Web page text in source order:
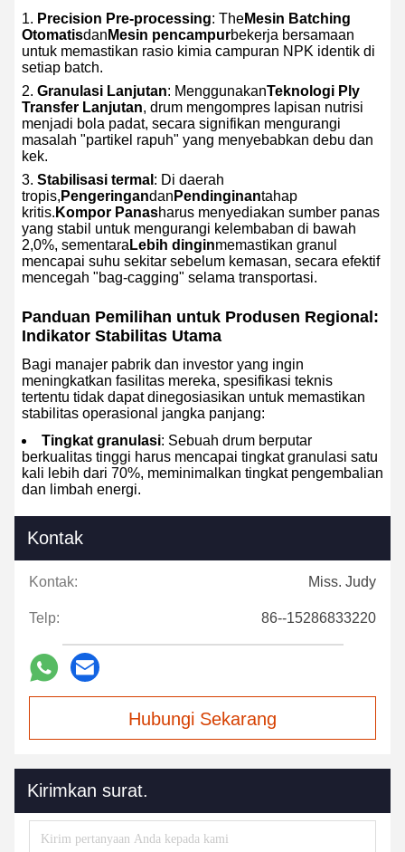
Precision Pre-processing: TheMesin Batching
Otomatisdan Mesin pencampurbekerja bersamaan
untuk memastikan rasio kimia campuran NPK identik di
setiap batch.
Granulasi Lanjutan: MenggunakanTeknologi Ply
Transfer Lanjutan, drum mengompres lapisan nutrisi
menjadi bola padat, secara signifikan mengurangi
masalah "partikel rapuh" yang menyebabkan debu dan
kek.
Stabilisasi termal : Di daerah
tropis, Pengeringandan Pendinginantahap
kritis. Kompor Panasharus menyediakan sumber panas
yang stabil untuk mengurangi kelembaban di bawah
2,0%, sementara Lebih dinginmemastikan granul
mencapai suhu sekitar sebelum kemasan, secara efektif
mencegah "bag-cagging" selama transportasi.
Panduan Pemilihan untuk Produsen Regional:
Indikator Stabilitas Utama
Bagi manajer pabrik dan investor yang ingin
meningkatkan fasilitas mereka, spesifikasi teknis
tertentu tidak dapat dinegosiasikan untuk memastikan
stabilitas operasional jangka panjang:
Tingkat granulasi: Sebuah drum berputar
berkualitas tinggi harus mencapai tingkat granulasi satu
kali lebih dari 70%, meminimalkan tingkat pengembalian
dan limbah energi.
Kontak
Kontak: Miss. Judy
Telp: 86--15286833220
Hubungi Sekarang
Kirimkan surat.